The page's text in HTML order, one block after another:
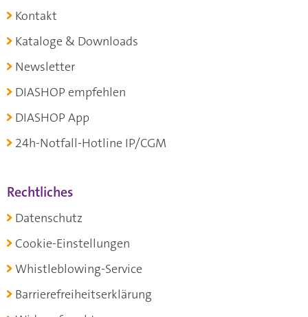
Kontakt
Kataloge & Downloads
Newsletter
DIASHOP empfehlen
DIASHOP App
24h-Notfall-Hotline IP/CGM
Rechtliches
Datenschutz
Cookie-Einstellungen
Whistleblowing-Service
Barrierefreiheitserklärung